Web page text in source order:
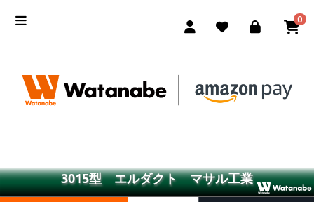
0
3015型 エルダクト マサル工業